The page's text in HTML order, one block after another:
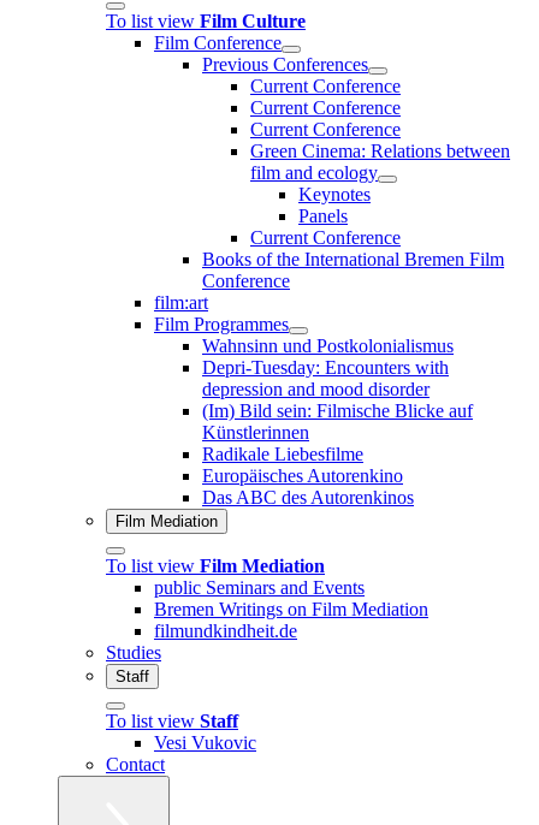
To list view Film Culture
Film Conference
Previous Conferences
Current Conference
Current Conference
Current Conference
Green Cinema: Relations between
film and ecology
Keynotes
Panels
Current Conference
Books of the International Bremen Film
Conference
film:art
Film Programmes
Wahnsinn und Postkolonialismus
Depri-Tuesday: Encounters with
depression and mood disorder
(Im) Bild sein: Filmische Blicke auf
Künstlerinnen
Radikale Liebesfilme
Europäisches Autorenkino
Das ABC des Autorenkinos
Film Mediation
To list view Film Mediation
public Seminars and Events
Bremen Writings on Film Mediation
filmundkindheit.de
Studies
Staff
To list view Staff
Vesi Vukovic
Contact